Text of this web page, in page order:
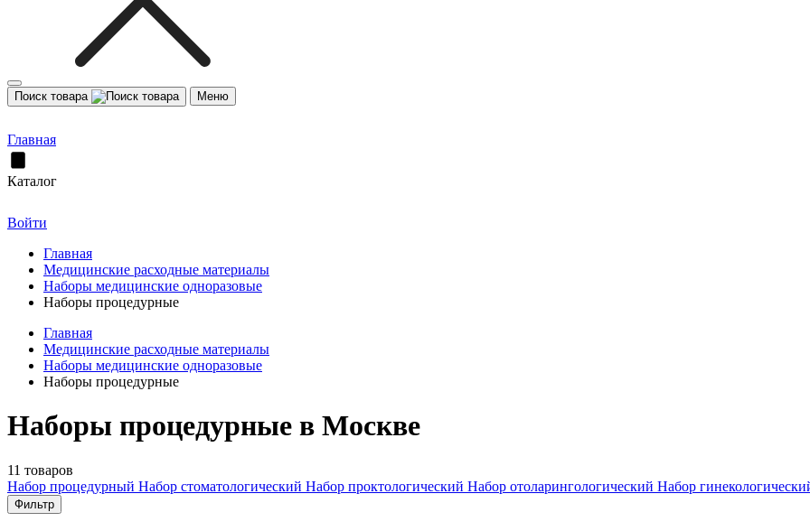
Поиск товара Меню
Главная
Каталог
Войти
Главная
Медицинские расходные материалы
Наборы медицинские одноразовые
Наборы процедурные
Главная
Медицинские расходные материалы
Наборы медицинские одноразовые
Наборы процедурные
Наборы процедурные в Москве
11 товаров
Набор процедурный Набор стоматологический Набор проктологический Набор отоларингологический Набор
Фильтр